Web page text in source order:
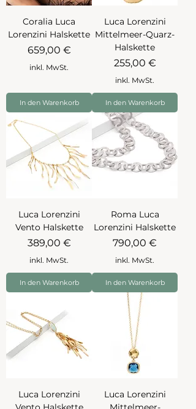
Coralia Luca
Lorenzini Halskette
Preis
659,00 €
inkl. MwSt.
In den Warenkorb
Luca Lorenzini
Mittelmeer-Quarz-
Halskette
Preis
255,00 €
inkl. MwSt.
In den Warenkorb
Luca Lorenzini
Vento Halskette
Preis
389,00 €
inkl. MwSt.
In den Warenkorb
Roma Luca
Lorenzini Halskette
Preis
790,00 €
inkl. MwSt.
In den Warenkorb
Luca Lorenzini
Luca Lorenzini